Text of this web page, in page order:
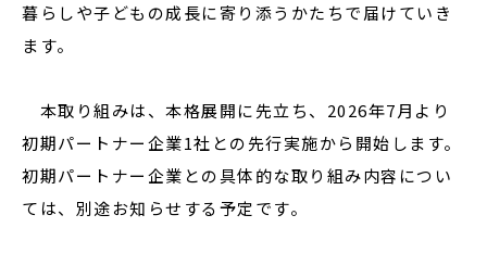
暮らしや子どもの成長に寄り添うかたちで届けていき
ます。
本取り組みは、本格展開に先立ち、2026年7月より
初期パートナー企業1社との先行実施から開始します。
初期パートナー企業との具体的な取り組み内容につい
ては、別途お知らせする予定です。